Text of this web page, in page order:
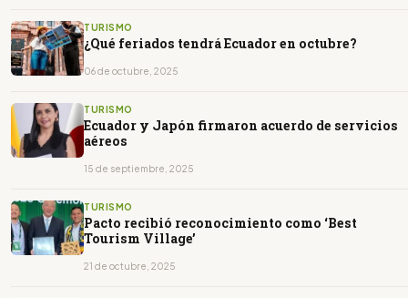
TURISMO
¿Qué feriados tendrá Ecuador en octubre?
06 de octubre, 2025
TURISMO
Ecuador y Japón firmaron acuerdo de servicios
aéreos
15 de septiembre, 2025
TURISMO
Pacto recibió reconocimiento como ‘Best
Tourism Village’
21 de octubre, 2025